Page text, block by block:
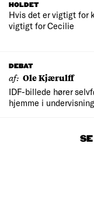
HOLDET
Hvis det er vigtigt for
vigtigt for Cecilie
DEBAT
af: Ole Kjærulff
IDF-billede hører
hjemme i